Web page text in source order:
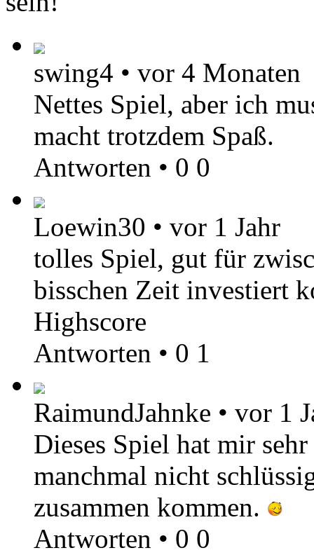
swing4 • vor 4 Monaten
Nettes Spiel, aber ich
macht trotzdem Spaß.
Antworten • 0 0
Loewin30 • vor 1 Jahr
tolles Spiel, gut für
bisschen Zeit investiert
Highscore
Antworten • 0 1
RaimundJahnke • vor 1
Dieses Spiel hat mir
manchmal nicht
zusammen kommen.
Antworten • 0 0